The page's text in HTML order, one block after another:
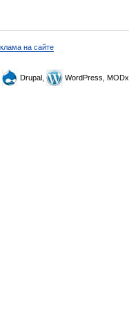
на сайте
Drupal, WordPress, MODx.